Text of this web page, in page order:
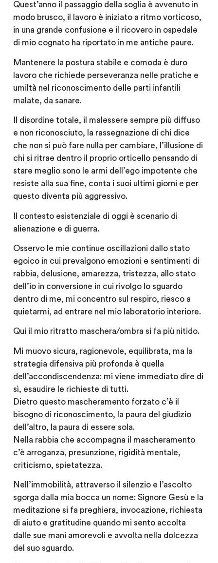
Quest’anno il passaggio della soglia è avvenuto in
modo brusco, il lavoro è iniziato a ritmo vorticoso,
in una grande confusione e il ricovero in ospedale
di mio cognato ha riportato in me antiche paure.
Mantenere la postura stabile e comoda è duro
lavoro che richiede perseveranza nelle pratiche e
umiltà nel riconoscimento delle parti infantili
malate, da sanare.
Il disordine totale, il malessere sempre più diffuso
e non riconosciuto, la rassegnazione di chi dice
che non si può fare nulla per cambiare, l’illusione di
chi si ritrae dentro il proprio orticello pensando di
stare meglio sono le armi dell’ego impotente che
resiste alla sua fine, conta i suoi ultimi giorni e per
questo diventa più aggressivo.
Il contesto esistenziale di oggi è scenario di
alienazione e di guerra.
Osservo le mie continue oscillazioni dallo stato
egoico in cui prevalgono emozioni e sentimenti di
rabbia, delusione, amarezza, tristezza, allo stato
dell’io in conversione in cui rivolgo lo sguardo
dentro di me, mi concentro sul respiro, riesco a
quietarmi, ad entrare nel mio laboratorio interiore.
Qui il mio ritratto maschera/ombra si fa più nitido.
Mi muovo sicura, ragionevole, equilibrata, ma la
strategia difensiva più profonda è quella
dell’accondiscendenza: mi viene immediato dire di
sì, esaudire le richieste di tutti.
Dietro questo mascheramento forzato c’è il
bisogno di riconoscimento, la paura del giudizio
dell’altro, la paura di essere sola.
Nella rabbia che accompagna il mascheramento
c’è arroganza, presunzione, rigidità mentale,
criticismo, spietatezza.
Nell’immobilità, attraverso il silenzio e l’ascolto
sgorga dalla mia bocca un nome: Signore Gesù e la
meditazione si fa preghiera, invocazione, richiesta
di aiuto e gratitudine quando mi sento accolta
dalle sue mani amorevoli e avvolta nella dolcezza
del suo sguardo.